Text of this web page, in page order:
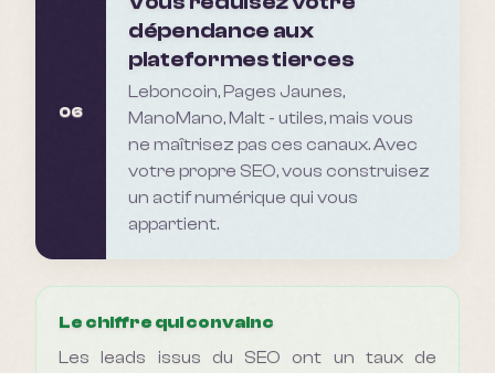
06
dépendance aux
plateformes tierces
Leboncoin, Pages Jaunes,
ManoMano, Malt - utiles, mais vous
ne maîtrisez pas ces canaux. Avec
votre propre SEO, vous construisez
un actif numérique qui vous
appartient.
Le chiffre qui convainc
Les leads issus du SEO ont un taux de